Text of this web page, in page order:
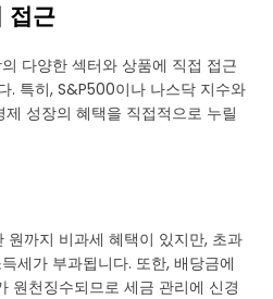
접근
다양한 섹터와 상품에 직접 접근
. 특히, S&P500이나 나스닥 지수와
성장의 혜택을 직접적으로 누릴
까지 비과세 혜택이 있지만, 초과
세가 부과됩니다. 또한, 배당금에
원천징수되므로 세금 관리에 신경